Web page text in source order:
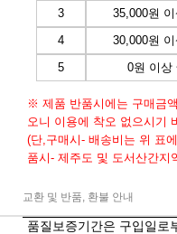
3
35,000원
4
30,000원
5
0원 이상
※ 제품 반품시에는 구매금
오니 이용에 착오 없으시기
(단,구매시- 배송비는 위 표
품시- 제주도 및 도서산간지
교환 및 반품, 환불 안내
품질보증기간은 구입일로